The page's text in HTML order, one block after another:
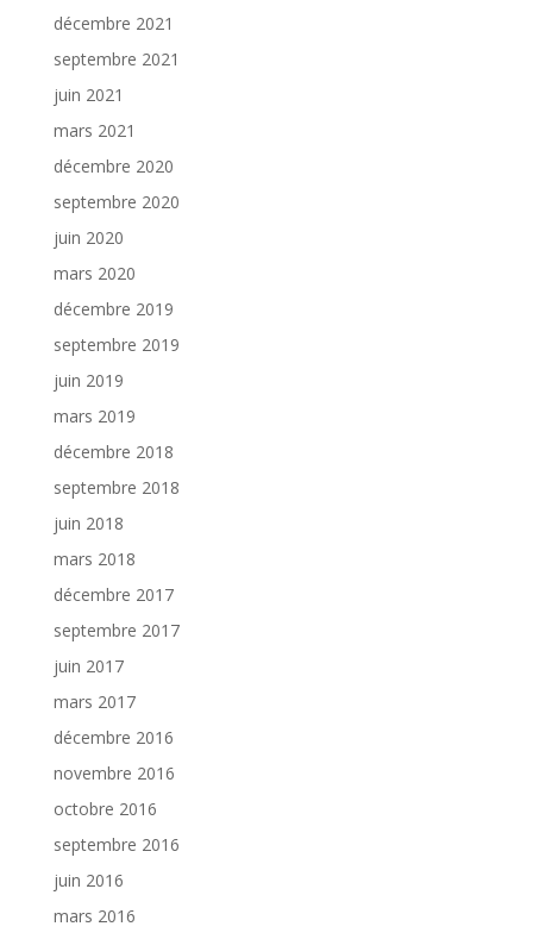
décembre 2021
septembre 2021
juin 2021
mars 2021
décembre 2020
septembre 2020
juin 2020
mars 2020
décembre 2019
septembre 2019
juin 2019
mars 2019
décembre 2018
septembre 2018
juin 2018
mars 2018
décembre 2017
septembre 2017
juin 2017
mars 2017
décembre 2016
novembre 2016
octobre 2016
septembre 2016
juin 2016
mars 2016